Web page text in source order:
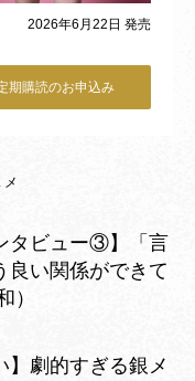
2026年6月22日 発売
期購読のお申込み
タビュー③】「言
良い関係ができて
）
】劇的すぎる銀メ